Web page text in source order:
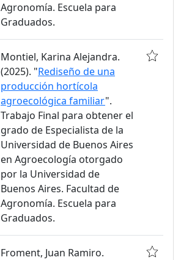
Agronomía. Escuela para
Graduados.
Montiel, Karina Alejandra.
(2025). "Rediseño de una
producción hortícola
agroecológica familiar".
Trabajo Final para obtener el
grado de Especialista de la
Universidad de Buenos Aires
en Agroecología otorgado
por la Universidad de
Buenos Aires. Facultad de
Agronomía. Escuela para
Graduados.
Froment, Juan Ramiro.